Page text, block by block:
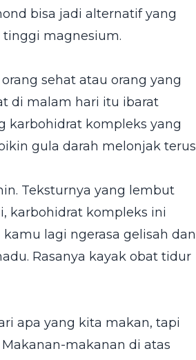
bisa jadi alternatif yang
magnesium.
sehat atau orang yang
di malam hari itu ibarat
karbohidrat kompleks yang
gula darah melonjak terus
Teksturnya yang lembut
karbohidrat kompleks ini
lagi ngerasa gelisah dan
Rasanya kayak obat tidur
apa yang kita makan, tapi
makanan di atas